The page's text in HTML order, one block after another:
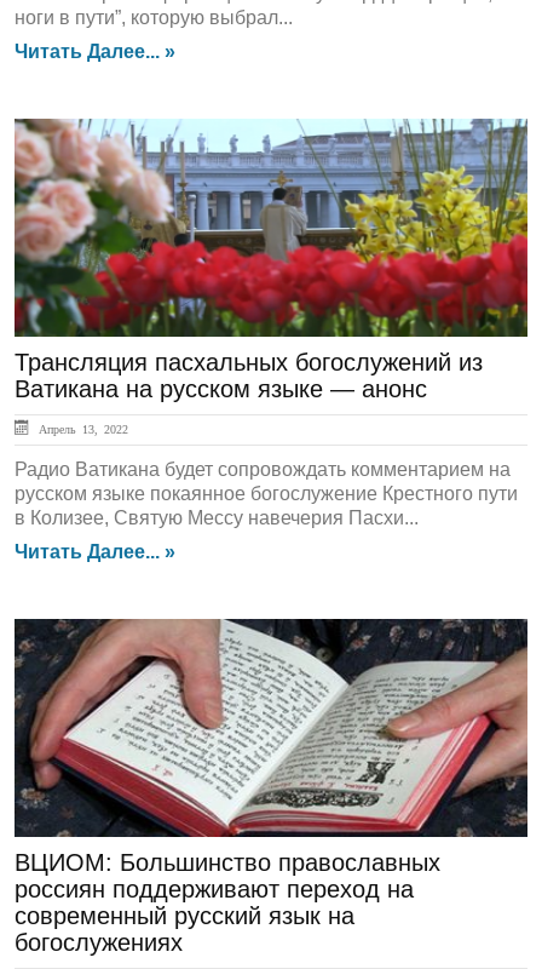
ноги в пути”, которую выбрал...
Читать Далее... »
ГЛАВНАЯ
Трансляция пасхальных богослужений из
Ватикана на русском языке — анонс
Апрель 13, 2022
Радио Ватикана будет сопровождать комментарием на
русском языке покаянное богослужение Крестного пути
в Колизее, Святую Мессу навечерия Пасхи...
Читать Далее... »
ЛЕНТА НОВОСТЕЙ
ВЦИОМ: Большинство православных
россиян поддерживают переход на
современный русский язык на
богослужениях